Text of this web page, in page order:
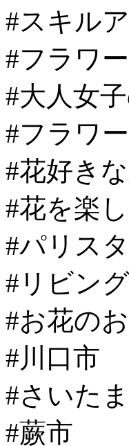
#スキル
#フラワ
#大人女
#フラワ
#花好き
#花を楽
#パリス
#リビン
#お花の
#川口市
#さいた
#蕨市